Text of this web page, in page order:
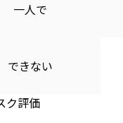
一人で
できない
ク評価